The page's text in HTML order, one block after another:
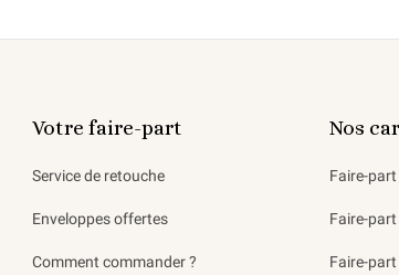
Votre faire-part
Service de retouche
Enveloppes offertes
Comment commander ?
Nos
Faire-
Faire-
Faire-